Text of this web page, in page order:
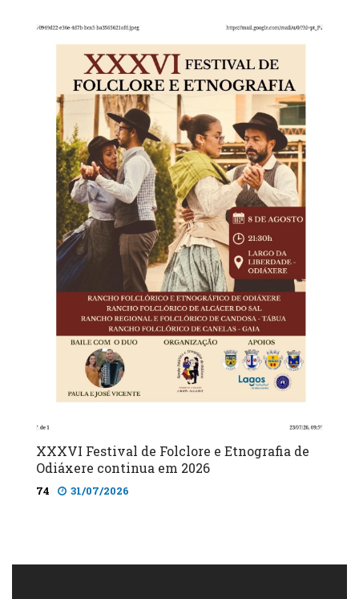
XXXVI Festival de Folclore e Etnografia de
Odiáxere continua em 2026
74 31/07/2026